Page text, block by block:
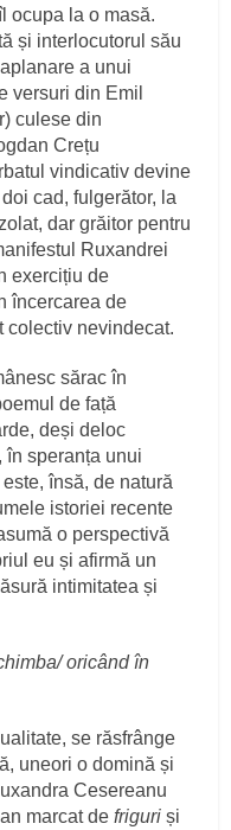
ocupa la o masă.
și interlocutorul său
a unui
versuri din Emil
culese din
Crețu
vindicativ devine
cad, fulgerător, la
dar grăitor pentru
Ruxandrei
exercițiu de
încercarea de
colectiv nevindecat.
sărac în
de față
deși deloc
în speranța unui
însă, de natură
istoriei recente
o perspectivă
eu și afirmă un
intimitatea și
oricând în
se răsfrânge
uneori o domină și
Cesereanu
marcat defriguriși